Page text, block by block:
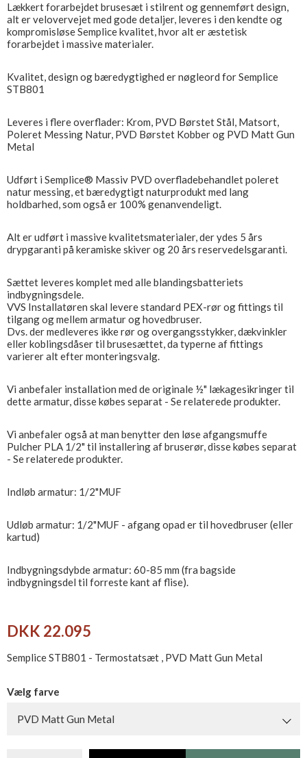
Lækkert forarbejdet brusesæt i stilrent og gennemført design,
alt er velovervejet med gode detaljer, leveres i den kendte og
kompromisløse Semplice kvalitet, hvor alt er æstetisk
forarbejdet i massive materialer.
Kvalitet, design og bæredygtighed er nøgleord for Semplice
STB801
Leveres i flere overflader: Krom, PVD Børstet Stål, Matsort,
Poleret Messing Natur, PVD Børstet Kobber og PVD Matt Gun
Metal
Udført i Semplice® Massiv PVD overfladebehandlet poleret
natur messing, et bæredygtigt naturprodukt med lang
holdbarhed, som også er 100% genanvendeligt.
Alt er udført i massive kvalitetsmaterialer, der ydes 5 års
drypgaranti på keramiske skiver og 20 års reservedelsgaranti.
Sættet leveres komplet med alle blandingsbatteriets
indbygningsdele.
VVS Installatøren skal levere standard PEX-rør og fittings til
tilgang og mellem armatur og hovedbruser.
Dvs. der medleveres ikke rør og overgangsstykker, dækvinkler
eller koblingsdåser til brusesættet, da typerne af fittings
varierer alt efter monteringsvalg.
Vi anbefaler installation med de originale ½" lækagesikringer til
dette armatur, disse købes separat - Se relaterede produkter.
Vi anbefaler også at man benytter den løse afgangsmuffe
Pulcher PLA 1/2" til installering af bruserør, disse købes separat
- Se relaterede produkter.
Indløb armatur: 1/2"MUF
Udløb armatur: 1/2"MUF - afgang opad er til hovedbruser (eller
kartud)
Indbygningsdybde armatur: 60-85 mm (fra bagside
indbygningsdel til forreste kant af flise).
DKK 22.095
Semplice STB801 - Termostatsæt , PVD Matt Gun Metal
Vælg farve
PVD Matt Gun Metal